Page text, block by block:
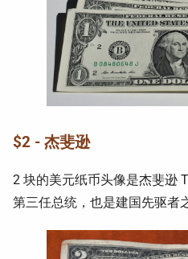
$2 - 杰斐逊
2 块的美元纸币头像是杰斐逊
第三任总统，也是建国先驱者